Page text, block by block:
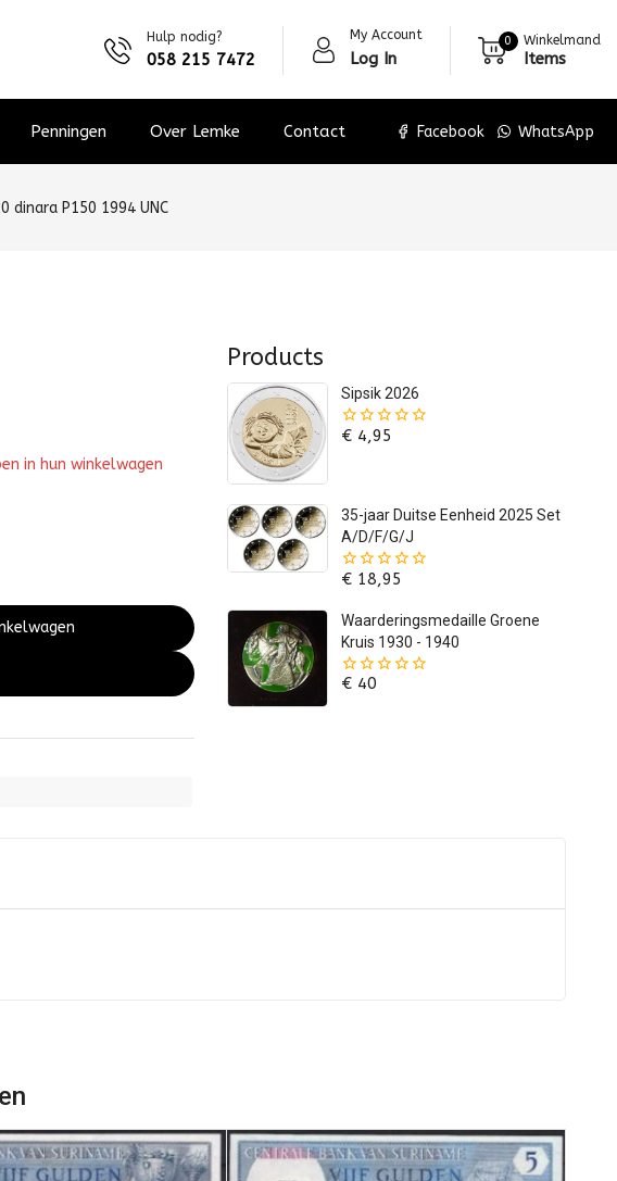
Hulp nodig?
058 215 7472
My Account
Log In
0 Winkelmand
Items
Penningen Over Lemke Contact Facebook WhatsApp
dinara P150 1994 UNC
Products
Sipsik 2026
0
€ 4,95
35-jaar Duitse Eenheid 2025 Set
A/D/F/G/J
0
de
5
€ 18,95
Waarderingsmedaille Groene
Kruis 1930 - 1940
0
€ 40
in hun winkelwagen